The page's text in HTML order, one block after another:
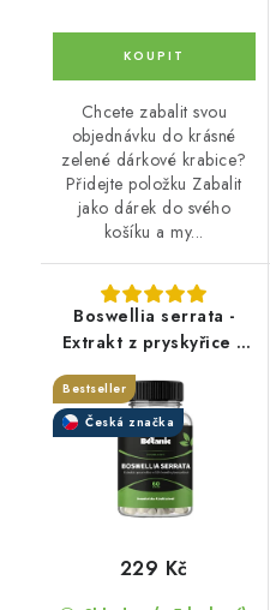
Chcete zabalit svou
objednávku do krásné
zelené dárkové krabice?
Přidejte položku Zabalit
jako dárek do svého
košíku a my...
Boswellia serrata -
Extrakt z pryskyřice s
boswelové v kapslích
Bestseller
Česká značka
229 Kč